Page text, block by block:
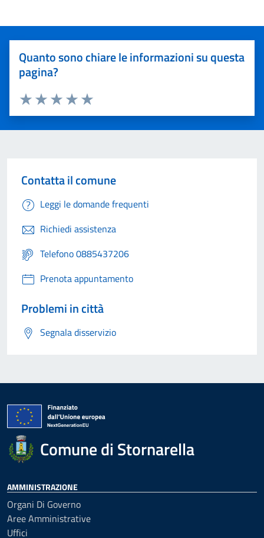
Quanto sono chiare le informazioni su questa
pagina?
Valuta 5 stelle su 5
Valuta 4 stelle su 5
Valuta 3 stelle su 5
Valuta 2 stelle su 5
Valuta 1 stelle su 5
Contatta il comune
Leggi le domande frequenti
Richiedi assistenza
Telefono 0885437206
Prenota appuntamento
Problemi in città
Segnala disservizio
Comune di Stornarella
AMMINISTRAZIONE
Organi Di Governo
Aree Amministrative
Uffici